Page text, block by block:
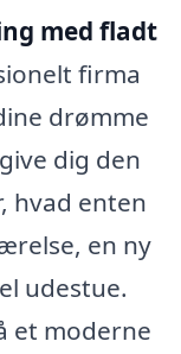
med fladt
firma
drømme
dig den
hvad enten
en ny
udestue.
et moderne